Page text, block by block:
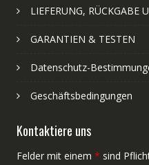
LIEFERUNG, RÜCKGABE
GARANTIEN & TESTEN
Datenschutz-
Geschäftsbedingungen
Kontaktiere uns
Felder mit einem * sind